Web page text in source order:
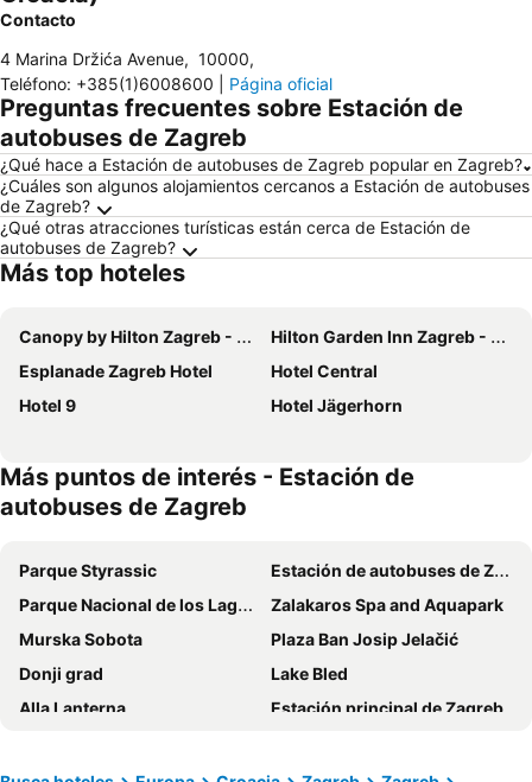
Contacto
4 Marina Držića Avenue, 10000,
Teléfono: +385(1)6008600 Página oficial
Preguntas frecuentes sobre Estación de
autobuses de Zagreb
¿Qué hace a Estación de autobuses de Zagreb popular en Zagreb?
¿Cuáles son algunos alojamientos cercanos a Estación de autobuses
de Zagreb?
¿Qué otras atracciones turísticas están cerca de Estación de
autobuses de Zagreb?
Más top hoteles
Canopy by Hilton Zagreb - City Centre
Hilton Garden Inn Zagreb - Radnicka
Esplanade Zagreb Hotel
Hotel Central
Hotel 9
Hotel Jägerhorn
Más puntos de interés - Estación de
autobuses de Zagreb
Parque Styrassic
Estación de autobuses de Zagreb
Parque Nacional de los Lagos de Plitvice
Zalakaros Spa and Aquapark
Murska Sobota
Plaza Ban Josip Jelačić
Donji grad
Lake Bled
Alla Lanterna
Estación principal de Zagreb
Oktogon
La Madre de Dios y los Ángeles